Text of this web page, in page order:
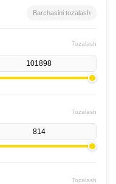
Barchasini tozalash
Tozalash
Tozalash
Tozalash